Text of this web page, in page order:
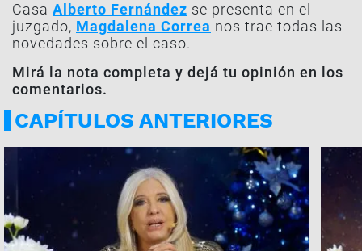
Casa Alberto Fernández se presenta en el
juzgado, Magdalena Correa nos trae todas las
novedades sobre el caso.
Mirá la nota completa y dejá tu opinión en los
comentarios.
CAPÍTULOS ANTERIORES